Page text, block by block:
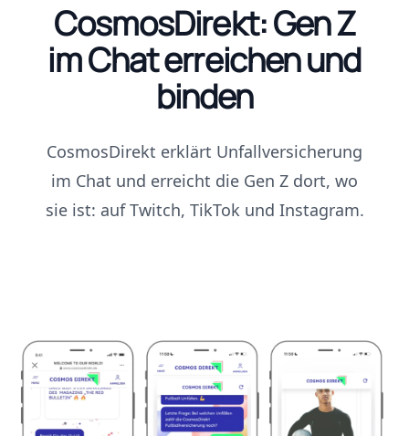
CosmosDirekt: Gen Z
im Chat erreichen und
binden
CosmosDirekt erklärt Unfallversicherung
im Chat und erreicht die Gen Z dort, wo
sie ist: auf Twitch, TikTok und Instagram.